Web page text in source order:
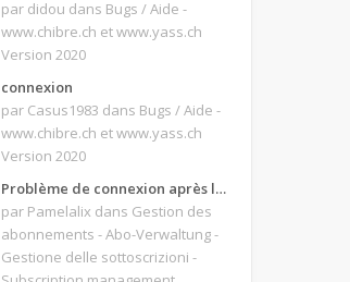
par didou dans Bugs / Aide -
www.chibre.ch et www.yass.ch
Version 2020
connexion
par Casus1983 dans Bugs / Aide -
www.chibre.ch et www.yass.ch
Version 2020
Problème de connexion après le changement d'adresse e-mail.
par Pamelalix dans Gestion des
abonnements - Abo-Verwaltung -
Gestione delle sottoscrizioni -